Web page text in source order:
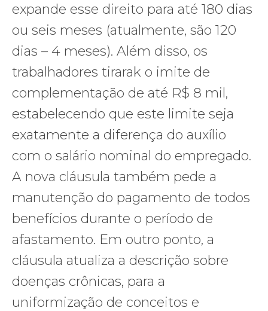
expande esse direito para até 180 dias
ou seis meses (atualmente, são 120
dias – 4 meses). Além disso, os
trabalhadores tirarak o imite de
complementação de até R$ 8 mil,
estabelecendo que este limite seja
exatamente a diferença do auxílio
com o salário nominal do empregado.
A nova cláusula também pede a
manutenção do pagamento de todos
benefícios durante o período de
afastamento. Em outro ponto, a
cláusula atualiza a descrição sobre
doenças crônicas, para a
uniformização de conceitos e